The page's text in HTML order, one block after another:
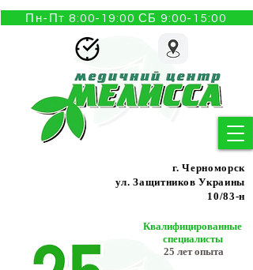
Пн-Пт 8:00-19:00 СБ 9:00-15:00
г. Черноморск
ул. Защитников Украины
10/83-н
Квалифицированные
специалисты
25 лет опыта